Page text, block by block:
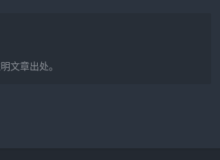
文章出处。